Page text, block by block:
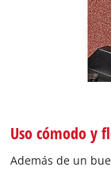
Uso cómodo y
Además de un